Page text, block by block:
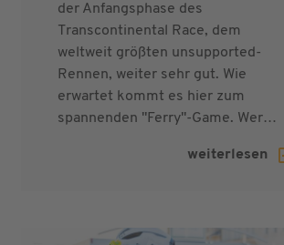
der Anfangsphase des
Transcontinental Race, dem
weltweit größten unsupported-
Rennen, weiter sehr gut. Wie
erwartet kommt es hier zum
spannenden "Ferry"-Game. Wer…
weiterlesen